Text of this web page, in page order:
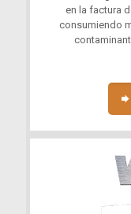
en la factura
consumiendo